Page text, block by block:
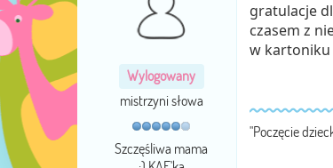
Wylogowany
mistrzyni słowa
Szczęśliwa mama
gratulacje
czasem z
w kartoniku
"Poczęcie